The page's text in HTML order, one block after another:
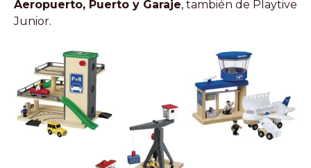
Aeropuerto, Puerto y Garaje, también de Playtive
Junior.